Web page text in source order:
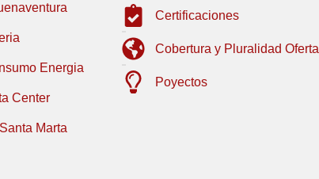
Energia
Center
Marta
Certificaciones
Cobertura y Pluralidad Oferta
Poyectos